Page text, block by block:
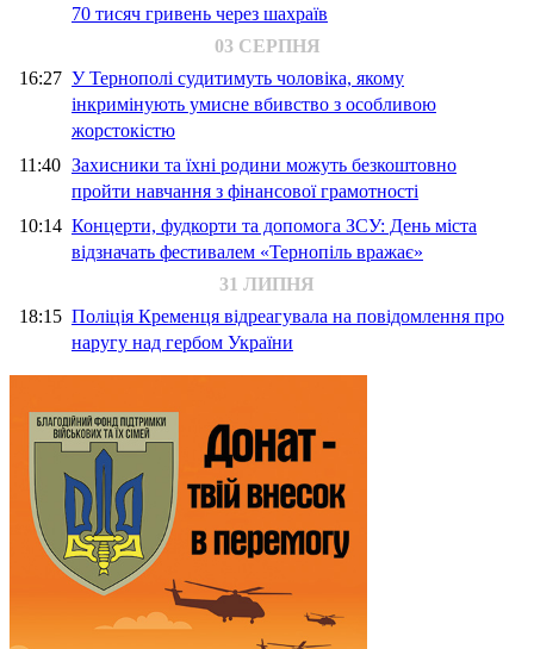
70 тисяч гривень через шахраїв
03 СЕРПНЯ
16:27 У Тернополі судитимуть чоловіка, якому
інкримінують умисне вбивство з особливою
жорстокістю
11:40 Захисники та їхні родини можуть безкоштовно
пройти навчання з фінансової грамотності
10:14 Концерти, фудкорти та допомога ЗСУ: День міста
відзначать фестивалем «Тернопіль вражає»
31 ЛИПНЯ
18:15 Поліція Кременця відреагувала на повідомлення про
наругу над гербом України